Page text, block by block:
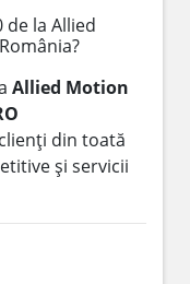
de la Allied
Allied Motion
din toată
și servicii